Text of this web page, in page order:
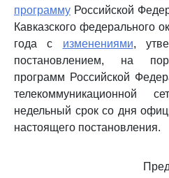
программу Российской
Кавказского федерального
года с изменениями,
постановлением, на
программ Российской
недельный срок со дня
настоящего постановления.